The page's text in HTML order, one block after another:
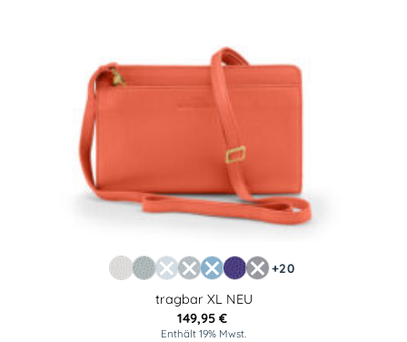
+20
tragbar XL NEU
149,95 €
Enthält 19% Mwst.